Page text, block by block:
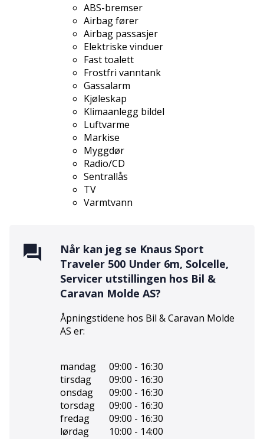
ABS-bremser
Airbag fører
Airbag passasjer
Elektriske vinduer
Fast toalett
Frostfri vanntank
Gassalarm
Kjøleskap
Klimaanlegg bildel
Luftvarme
Markise
Myggdør
Radio/CD
Sentrallås
TV
Varmtvann
Når kan jeg se Knaus Sport
Traveler 500 Under 6m, Solcelle,
Servicer utstillingen hos Bil &
Caravan Molde AS?
Åpningstidene hos Bil & Caravan Molde
AS er:
mandag
09:00 - 16:30
tirsdag
09:00 - 16:30
onsdag
09:00 - 16:30
torsdag
09:00 - 16:30
fredag
09:00 - 16:30
lørdag
10:00 - 14:00